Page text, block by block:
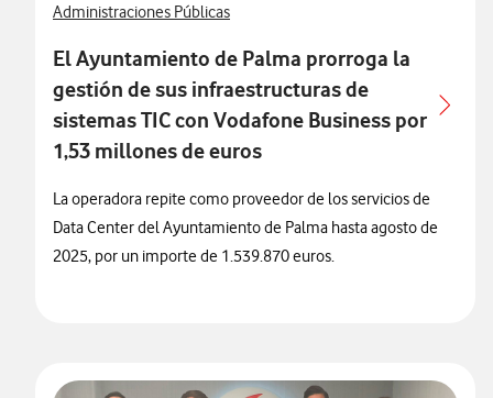
Ver más notas de prensa relacionados con
Administraciones Públicas
El Ayuntamiento de Palma prorroga la
gestión de sus infraestructuras de
sistemas TIC con Vodafone Business por
1,53 millones de euros
La operadora repite como proveedor de los servicios de
Data Center del Ayuntamiento de Palma hasta agosto de
2025, por un importe de 1.539.870 euros.